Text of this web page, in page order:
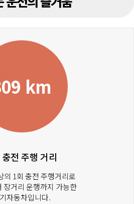
km
전 주행 거리
의 1회 충전 주행거리로
장거리 운행까지 가능한
자동차입니다.